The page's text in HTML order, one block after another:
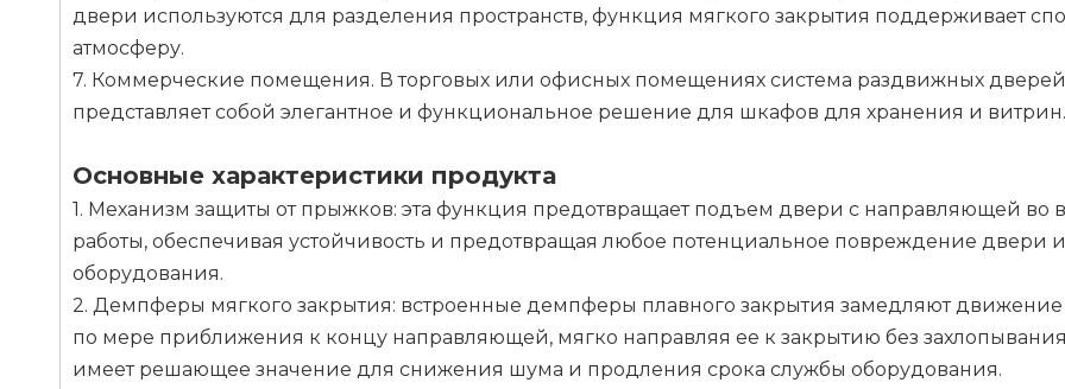
двери используются для разделения пространств, функция мягкого закрытия поддерживает
атмосферу.
7. Коммерческие помещения. В торговых или офисных помещениях система раздвижных дверей
представляет собой элегантное и функциональное решение для шкафов для хранения и витрин.
Основные характеристики продукта
1. Механизм защиты от прыжков: эта функция предотвращает подъем двери с направляющей во
работы, обеспечивая устойчивость и предотвращая любое потенциальное повреждение двери
оборудования.
2. Демпферы мягкого закрытия: встроенные демпферы плавного закрытия замедляют
по мере приближения к концу направляющей, мягко направляя ее к закрытию без
имеет решающее значение для снижения шума и продления срока службы оборудования.